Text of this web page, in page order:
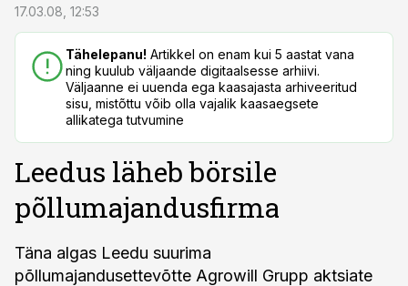
17.03.08, 12:53
Tähelepanu! Artikkel on enam kui 5 aastat vana
ning kuulub väljaande digitaalsesse arhiivi.
Väljaanne ei uuenda ega kaasajasta arhiveeritud
sisu, mistõttu võib olla vajalik kaasaegsete
allikatega tutvumine
Leedus läheb börsile
põllumajandusfirma
Täna algas Leedu suurima
põllumajandusettevõtte Agrowill Grupp aktsiate